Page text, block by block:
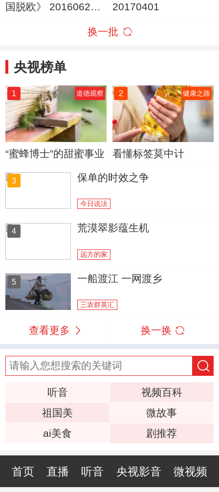
国脱欧》 20160624
20170401
换一批
央视榜单
1 道德观察
“蜜蜂博士”的甜蜜事业
2 健康之路
看懂标签莫中计
3 保单的时效之争
今日说法
4 荒漠翠影蕴生机
远方的家
5 一船渡江 一网渡乡
三农群英汇
查看更多 换一换
听音
视频百科
祖国美
微故事
ai美食
剧推荐
首页 直播 听音 央视影音 微视频